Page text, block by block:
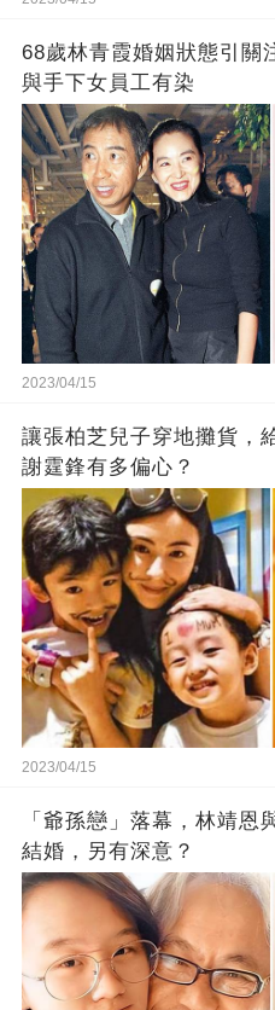
68歲林青霞婚姻狀態引關
與手下女員工有染
2023/04/15
讓張柏芝兒子穿地攤貨，
謝霆鋒有多偏心？
2023/04/15
「爺孫戀」落幕，林靖恩
結婚，另有深意？